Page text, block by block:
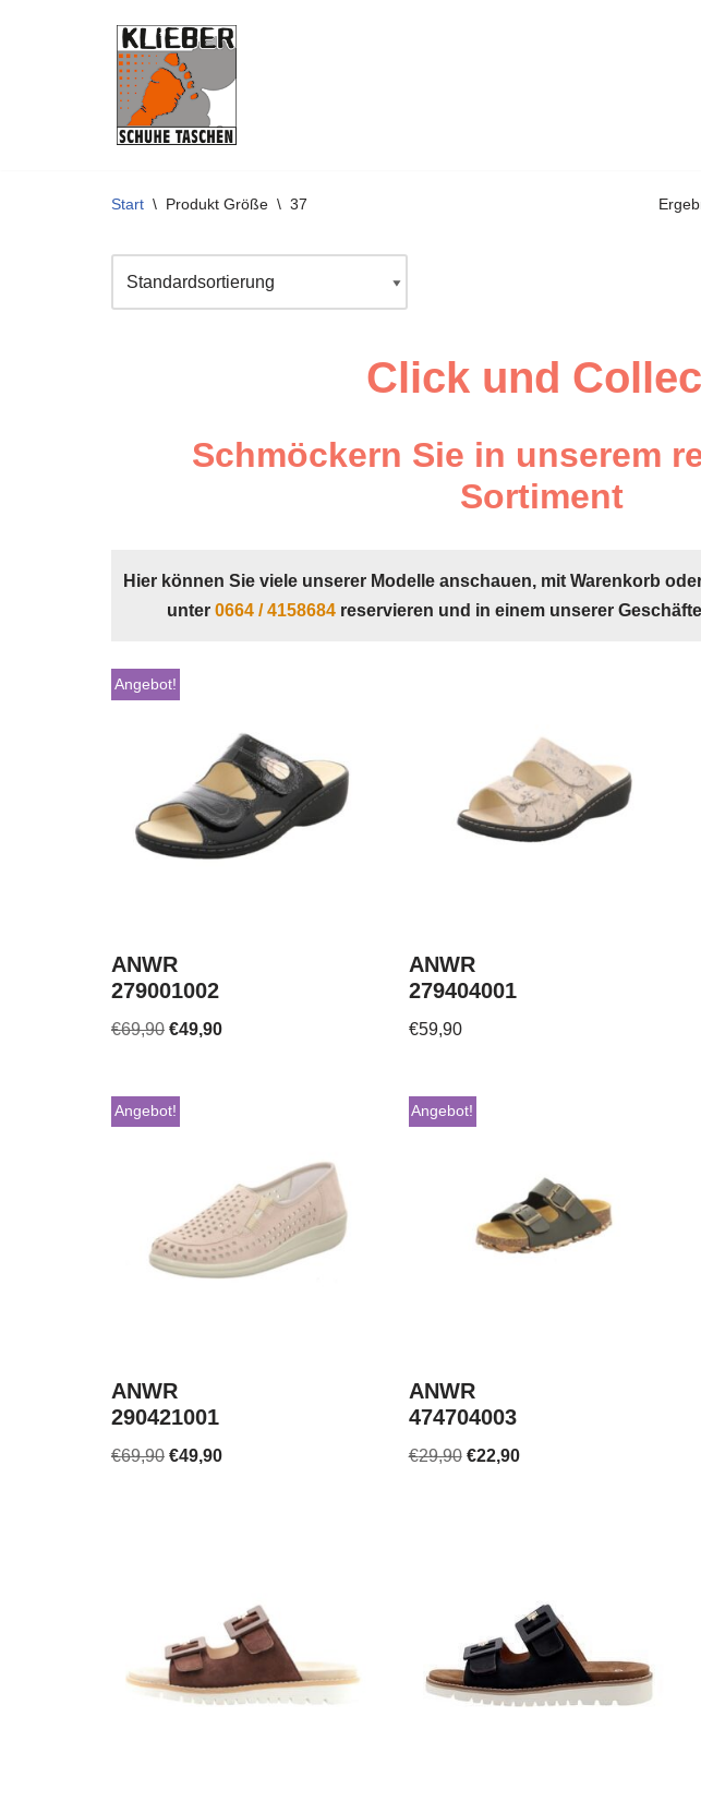
Start \ Produkt Größe \ 37
Click und
Schmöckern Sie in unserem
Sortiment
Hier können Sie viele unserer Modelle anschauen, mit Warenkorb
unter 0664 / 4158684reservieren und in einem unserer
Angebot!
ANWR
279001002
€69,90 €49,90
ANWR
279404001
€59,90
Angebot!
ANWR
290421001
€69,90 €49,90
Angebot!
ANWR
474704003
€29,90 €22,90